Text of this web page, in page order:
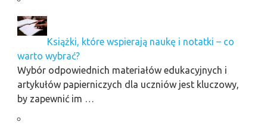
Książki, które wspierają naukę i notatki – co
warto wybrać?
Wybór odpowiednich materiałów edukacyjnych i
artykułów papierniczych dla uczniów jest kluczowy,
by zapewnić im …